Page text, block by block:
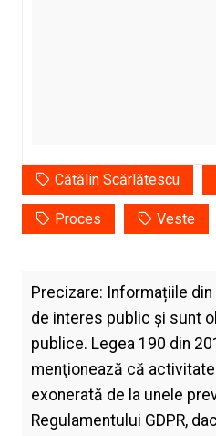
Cătălin Scărlătescu
Proces Veste
Precizare: Informațiile
de interes public și sunt
publice. Legea 190 din
menţionează că
exonerată de la unele
Regulamentului GDPR,